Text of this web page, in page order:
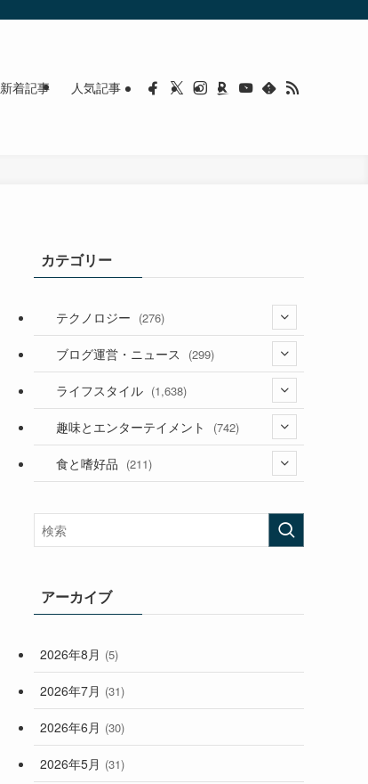
新着記事 人気記事
カテゴリー
テクノロジー (276)
(36)
(187)
(53)
ブログ運営・ニュース (299)
(118)
(181)
ライフスタイル (1,638)
(394)
(282)
(33)
(248)
趣味とエンターテイメント (742)
(56)
(472)
食と嗜好品 (211)
アーカイブ
2026年8月 (5)
2026年7月 (31)
2026年6月 (30)
2026年5月 (31)